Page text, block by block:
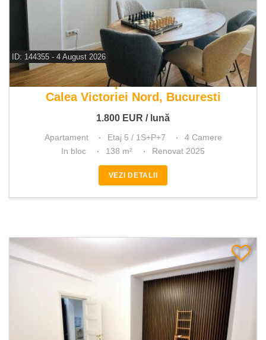
ID: 144355 - 4 August 2026
De inchiriat apartament 4 camere
Calea Victoriei Nord, Bucuresti
1.800 EUR / lună
Apartament Etaj 5 / 1S+P+7
4 Camere
In bloc
138 m² Renovat 2025
VEZI DETALII